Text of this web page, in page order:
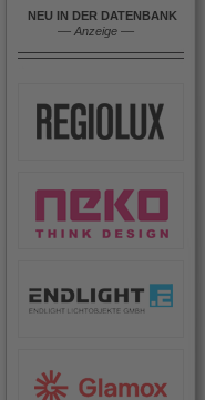
NEU IN DER DATENBANK
–– Anzeige ––